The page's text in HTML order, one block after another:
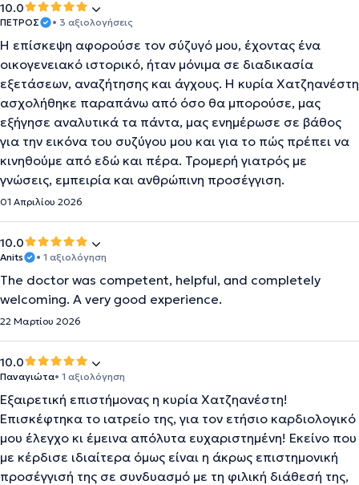
10.0
ΠΕΤΡΟΣ • 3 αξιολογήσεις
Η επίσκεψη αφορούσε τον σύζυγό μου, έχοντας ένα
οικογενειακό ιστορικό, ήταν μόνιμα σε διαδικασία
εξετάσεων, αναζήτησης και άγχους. Η κυρία Χατζηανέστη
ασχολήθηκε παραπάνω από όσο θα μπορούσε, μας
εξήγησε αναλυτικά τα πάντα, μας ενημέρωσε σε βάθος
για την εικόνα του συζύγου μου και για το πώς πρέπει να
κινηθούμε από εδώ και πέρα. Τρομερή γιατρός με
γνώσεις, εμπειρία και ανθρώπινη προσέγγιση.
01 Απριλίου 2026
10.0
Anits • 1 αξιολόγηση
The doctor was competent, helpful, and completely
welcoming. A very good experience.
22 Μαρτίου 2026
10.0
Παναγιώτα• 1 αξιολόγηση
Εξαιρετική επιστήμονας η κυρία Χατζηανέστη!
Επισκέφτηκα το ιατρείο της, για τον ετήσιο καρδιολογικό
μου έλεγχο κι έμεινα απόλυτα ευχαριστημένη! Εκείνο που
με κέρδισε ιδιαίτερα όμως είναι η άκρως επιστημονική
προσέγγισή της σε συνδυασμό με τη φιλική διάθεσή της,